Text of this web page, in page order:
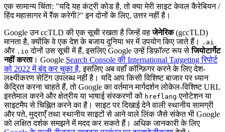
एक सामान्य चिंता: "यदि यह कंट्री कोड है, तो क्या मेरी साइट केवल कैरेबियन /
हिंद महासागर में रैंक करेगी?" इन दोनों के लिए, उत्तर नहीं है।
Google उन ccTLD की एक सूची रखता है जिन्हें वहजेनेरिक(gccTLD)
मानता है, क्योंकि वे एक देश के बजाय दुनिया भर में उपयोग किए जाते हैं।
.ai
और .io दोनों उस सूची में हैं, इसलिए Google उन्हें डिफ़ॉल्ट रूप सेजियोटार्गेट
नहीं करता। Google Search Console की International Targeting रिपोर्ट
को 2022 में बंद कर चुका है, इसलिए अब वहाँ कॉन्फ़िगर करने के लिए देश-
लक्ष्यीकरण सेटिंग उपलब्ध नहीं है। यदि आप किसी विशिष्ट बाजार पर ध्यान
केंद्रित करना चाहते हैं, तो Google का वर्तमान मार्गदर्शन लोकेल-विशिष्ट URL
इस्तेमाल करने और क्षेत्रीय या भाषाई संस्करणों को hreflang एनोटेशन या
साइटमैप से चिह्नित करने का है। साइट पर दिखाई देने वाली स्थानीय सामग्री
और पते, मुद्राएँ तथा स्थानीय साइटों से आने वाले लिंक जैसे संकेत भी Google
को लक्षित दर्शक समझने में मदद कर सकते हैं। अधिक जानकारी के लिए